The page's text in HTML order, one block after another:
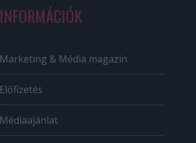
INFORMÁCIÓK
Marketing & Média magazin
Előfizetés
Médiaajánlat